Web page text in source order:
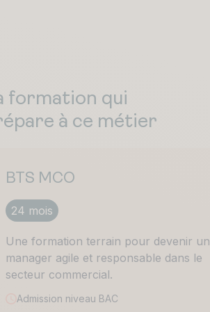
formation qui
à ce métier
BTS MCO
24 mois
Une formation terrain pour devenir un
manager agile et responsable dans le
secteur commercial.
Admission niveau BAC